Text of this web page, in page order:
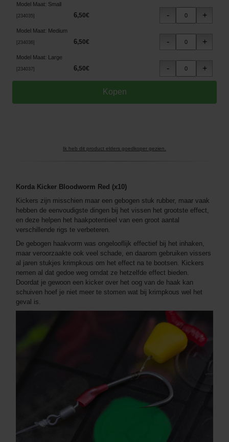
Model Maat: Small
234035] 6,50€
Model Maat: Medium
234036] 6,50€
Model Maat: Large
234037] 6,50€
Ik heb dit product elders goedkoper gezien.
Korda Kicker Bloodworm Red (x10)
Kickers zijn misschien maar een gebogen stuk rubber, maar vaak
hebben de eenvoudigste dingen bij het vissen het grootste effect,
en deze helpen het haakpotentieel van een groot aantal
verschillende rigs te verbeteren.
De gebogen haakvorm was ongelooflijk effectief bij het inhaken,
maar veroorzaakte ook veel schade, en daarom gebruiken vissers
al jaren stukjes krimpkous om het effect na te bootsen. Kickers
nemen al dat gedoe weg omdat ze hetzelfde effect bieden.
Doordat je gewoon een kicker over het oog van de haak kan
schuiven hoef je niet meer te stomen wat bij krimpkous wel het
geval is.